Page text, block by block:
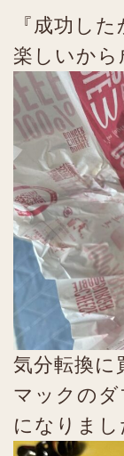
『成功し
楽しいから
気分転換に
マックの
になりまし